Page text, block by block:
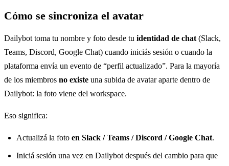
Cómo se sincroniza el avatar
Dailybot toma tu nombre y foto desde tu identidad de chat (Slack,
Teams, Discord, Google Chat) cuando iniciás sesión o cuando la
plataforma envía un evento de “perfil actualizado”. Para la mayoría
de los miembros no existe una subida de avatar aparte dentro de
Dailybot: la foto viene del workspace.
Eso significa:
Actualizá la foto en Slack / Teams / Discord / Google Chat.
Iniciá sesión una vez en Dailybot después del cambio para que